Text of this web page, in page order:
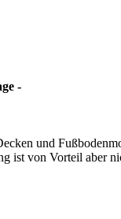
-
und
ist von Vorteil aber